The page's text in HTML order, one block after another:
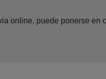
online, puede ponerse en